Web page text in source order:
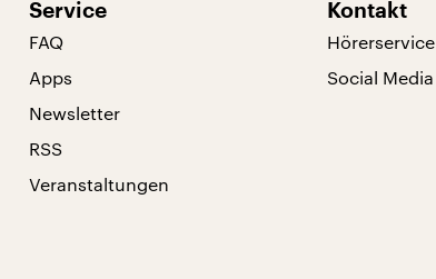
Service
FAQ
Apps
Newsletter
RSS
Veranstaltungen
Kontakt
Hörerservice
Social Media